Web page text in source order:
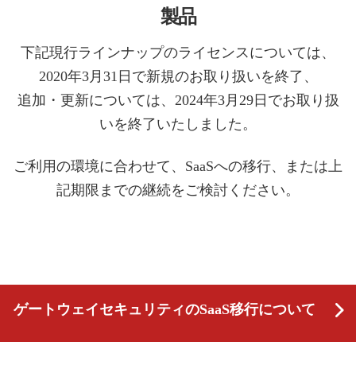
製品
下記現行ラインナップのライセンスについては、
2020年3月31日で新規のお取り扱いを終了、
追加・更新については、2024年3月29日でお取り扱
いを終了いたしました。
ご利用の環境に合わせて、SaaSへの移行、または上
記期限までの継続をご検討ください。
ゲートウェイセキュリティのSaaS移行について